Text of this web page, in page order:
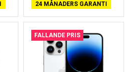
24 MÅNADERS GARANTI
FALLANDE PRIS